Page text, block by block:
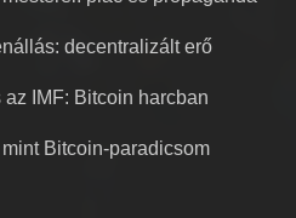
decentralizált erő
az IMF: Bitcoin harcban
Bitcoin-paradicsom